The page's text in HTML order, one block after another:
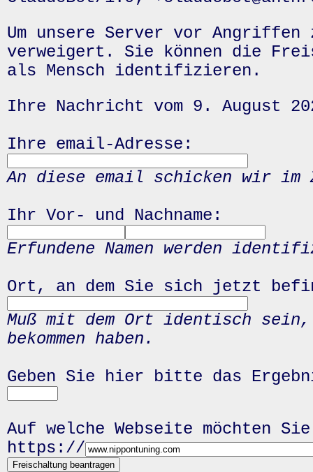
Um unsere Server vor
verweigert. Sie können die
als Mensch identifizieren.
Ihre Nachricht vom 9. August
Ihre email-Adresse:
An diese email schicken wir
Ihr Vor- und Nachname:
Erfundene Namen werden
Ort, an dem Sie sich jetzt
Muß mit dem Ort identisch
bekommen haben.
Geben Sie hier bitte das
Auf welche Webseite möchten
https://